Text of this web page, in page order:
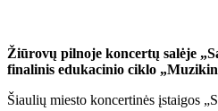
Žiūrovų pilnoje koncertų salėje
finalinis edukacinio ciklo
Šiaulių miesto koncertinės įstaigos